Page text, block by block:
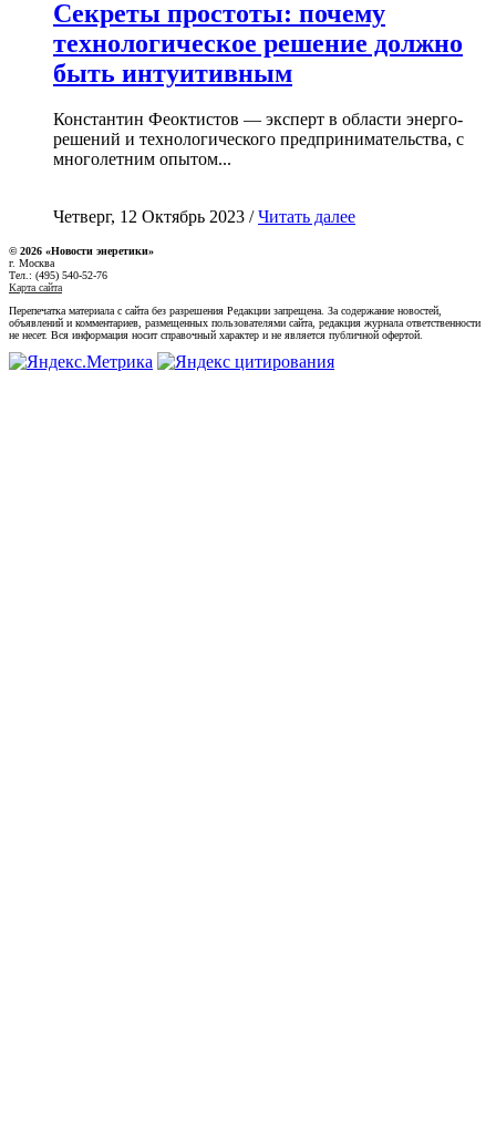
Секреты простоты: почему
технологическое решение должно
быть интуитивным
Константин Феоктистов — эксперт в области энерго-
решений и технологического предпринимательства, с
многолетним опытом...
Четверг, 12 Октябрь 2023 /Читать далее
© 2026 «Новости энеретики»
г. Москва
Тел.: (495) 540-52-76
Карта сайта
Перепечатка материала с сайта без разрешения Редакции запрещена. За содержание новостей,
объявлений и комментариев, размещенных пользователями сайта, редакция журнала ответственности
не несет. Вся информация носит справочный характер и не является публичной офертой.